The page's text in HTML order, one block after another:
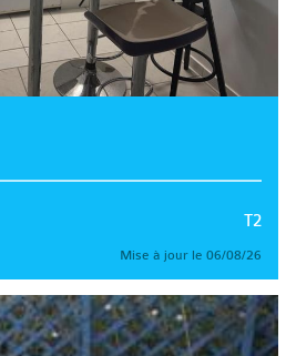
T2
Mise à jour le 06/08/26